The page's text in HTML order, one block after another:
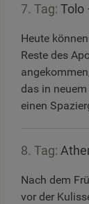
7. Tag: Tolo
Heute
Reste des
das in
einen
8. Tag:
Nach dem
vor der